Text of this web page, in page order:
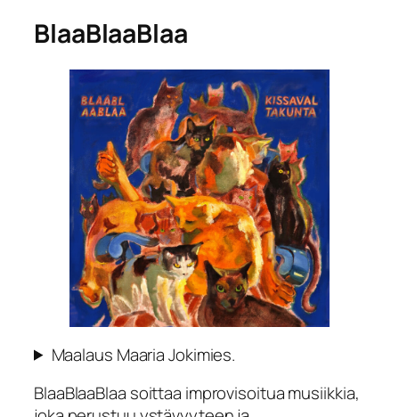
BlaaBlaaBlaa
Maalaus Maaria Jokimies.
BlaaBlaaBlaa soittaa improvisoitua musiikkia,